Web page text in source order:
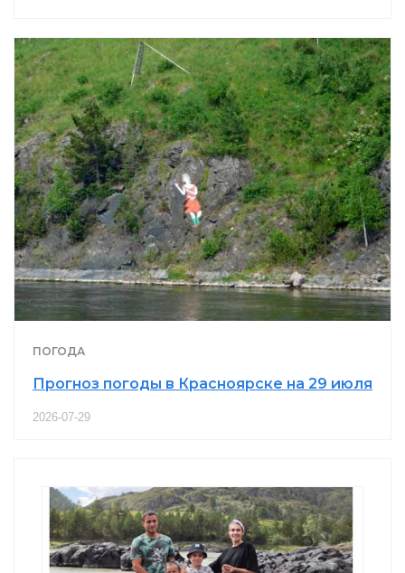
ПОГОДА
Прогноз погоды в Красноярске на 29 июля
2026-07-29